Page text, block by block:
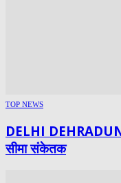
TOP NEWS
DELHI
सीमा संकेतक